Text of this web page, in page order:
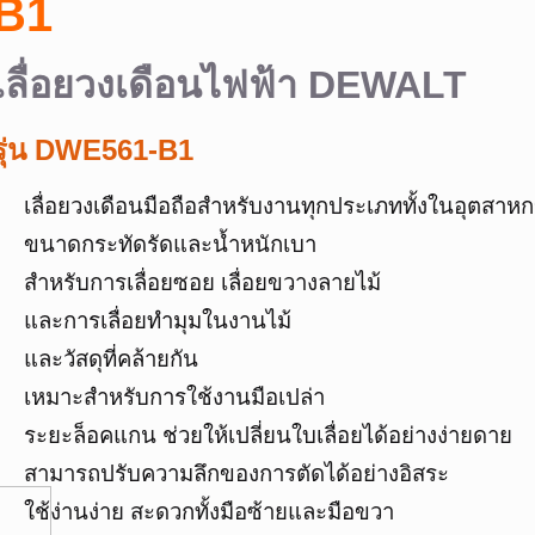
ลื่อยวงเดือนไฟฟ้า DEWALT
น DWE561-B1
เลื่อยวงเดือนมือถือสำหรับงานทุกประเภททั้งในอุตสาห
ขนาดกระทัดรัดและน้ำหนักเบา
สำหรับการเลื่อยซอย เลื่อยขวางลายไม้
และการเลื่อยทำมุมในงานไม้
และวัสดุที่คล้ายกัน
เหมาะสำหรับการใช้งานมือเปล่า
ระยะล็อคแกน ช่วยให้เปลี่ยนใบเลื่อยได้อย่างง่ายดาย
สามารถปรับความลึกของการตัดได้อย่างอิสระ
ใช้ง่านง่าย สะดวกทั้งมือซ้ายและมือขวา